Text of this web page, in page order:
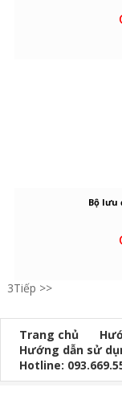
Bộ lưu
3Tiếp >>
Trang chủ
Hướng dẫn sử
Hotline: